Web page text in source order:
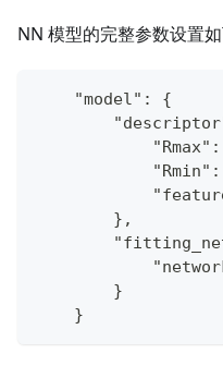
NN 模型的完整参数设置如
    "model": {
"Rmax":
"Rmin":
        },
        }
    }